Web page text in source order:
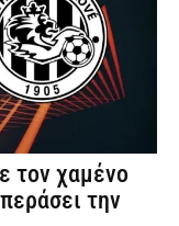
τον χαμένο
την